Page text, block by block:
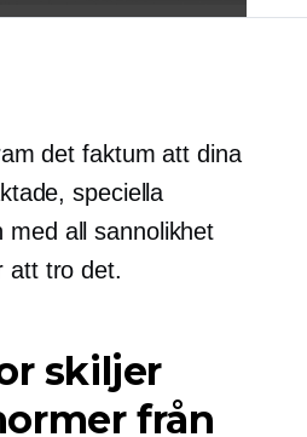
det faktum att dina
speciella
med all sannolikhet
att tro det.
skiljer
från